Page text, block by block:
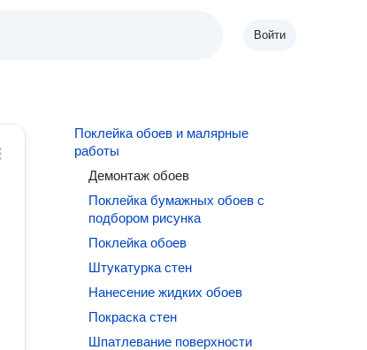
Войти
Поклейка обоев и малярные
работы
Демонтаж обоев
Поклейка бумажных обоев с
подбором рисунка
Поклейка обоев
Штукатурка стен
Нанесение жидких обоев
Покраска стен
Шпатлевание поверхности